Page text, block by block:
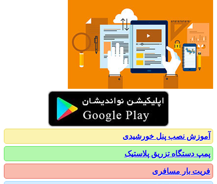
نصب پنل خورشیدی
دستگاه تزریق پلاستیک
بار مسافری